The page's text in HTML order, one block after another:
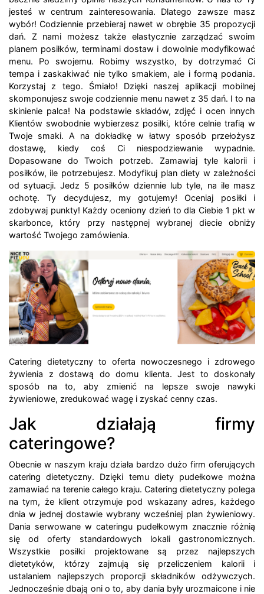
jesteś w centrum zainteresowania. Dlatego zawsze masz
wybór! Codziennie przebieraj nawet w obrębie 35 propozycji
dań. Z nami możesz także elastycznie zarządzać swoim
planem posiłków, terminami dostaw i dowolnie modyfikować
menu. Po swojemu. Robimy wszystko, by dotrzymać Ci
tempa i zaskakiwać nie tylko smakiem, ale i formą podania.
Korzystaj z tego. Śmiało! Dzięki naszej aplikacji mobilnej
skomponujesz swoje codziennie menu nawet z 35 dań. I to na
skinienie palca! Na podstawie składów, zdjęć i ocen innych
Klientów swobodnie wybierzesz posiłki, które celnie trafią w
Twoje smaki. A na dokładkę w łatwy sposób przełożysz
dostawę, kiedy coś Ci niespodziewanie wypadnie.
Dopasowane do Twoich potrzeb. Zamawiaj tyle kalorii i
posiłków, ile potrzebujesz. Modyfikuj plan diety w zależności
od sytuacji. Jedz 5 posiłków dziennie lub tyle, na ile masz
ochotę. Ty decydujesz, my gotujemy! Oceniaj posiłki i
zdobywaj punkty! Każdy oceniony dzień to dla Ciebie 1 pkt w
skarbonce, który przy następnej wybranej diecie obniży
wartość Twojego zamówienia.
Catering dietetyczny to oferta nowoczesnego i zdrowego
żywienia z dostawą do domu klienta. Jest to doskonały
sposób na to, aby zmienić na lepsze swoje nawyki
żywieniowe, zredukować wagę i zyskać cenny czas.
Jak działają firmy
cateringowe?
Obecnie w naszym kraju działa bardzo dużo firm oferujących
catering dietetyczny. Dzięki temu diety pudełkowe można
zamawiać na terenie całego kraju. Catering dietetyczny polega
na tym, że klient otrzymuje pod wskazany adres, każdego
dnia w jednej dostawie wybrany wcześniej plan żywieniowy.
Dania serwowane w cateringu pudełkowym znacznie różnią
się od oferty standardowych lokali gastronomicznych.
Wszystkie posiłki projektowane są przez najlepszych
dietetyków, którzy zajmują się przeliczeniem kalorii i
ustalaniem najlepszych proporcji składników odżywczych.
Jednocześnie dbają oni o to, aby dania były urozmaicone i nie